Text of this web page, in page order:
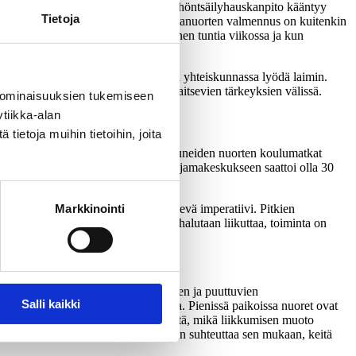
Tietoja
tukemiseen
alan
tietoja muihin tietoihin, joita
Markkinointi
Salli kaikki
perhe. Urheilupolulla edettäessä höntsäilyhauskanpito kääntyy
Syrjäseudulla asuvien kilpaurheilijanuorten valmennus on kuitenkin
alkaa olla yli kymmenen tuntia viikossa ja kun
ei voi koulutusta korostavassa yhteiskunnassa lyödä laimin.
näiden kaikkien kaukana sijaitsevien tärkeyksien välissä.
Pisimmät tutkimukseen osallistuneiden nuorten koulumatkat
matka esimerkiksi lähimpään taajamakeskukseen saattoi olla 30
tekemisiä elämästä pois vievä imperatiivi. Pitkien
kanssa kamppailevia nuoria halutaan liikuttaa, toiminta on
Vähäisten yhteisten tilojen ja puuttuvien
ajan hyvinvointia tarkasteltaessa. Pienissä paikoissa nuoret ovat
tuulia ja esimerkiksi sitä, mikä liikkumisen muoto
liikuttaessa toimintaa voidaan suhteuttaa sen mukaan, keitä